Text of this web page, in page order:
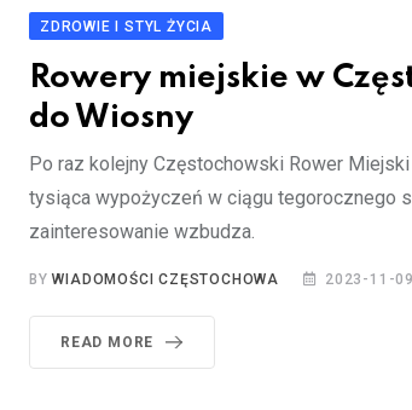
ZDROWIE I STYL ŻYCIA
Rowery miejskie w
do Wiosny
Po raz kolejny Częstochowski Rower
tysiąca wypożyczeń w ciągu tegorocznego
zainteresowanie wzbudza.
BYWIADOMOŚCI CZĘSTOCHOWA 2023-11-09
READ MORE